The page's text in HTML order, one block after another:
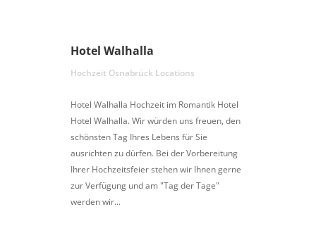
Hotel Walhalla
Hochzeit Osnabrück Locations
Hotel Walhalla Hochzeit im Romantik Hotel
Hotel Walhalla. Wir würden uns freuen, den
schönsten Tag Ihres Lebens für Sie
ausrichten zu dürfen. Bei der Vorbereitung
Ihrer Hochzeitsfeier stehen wir Ihnen gerne
zur Verfügung und am "Tag der Tage"
werden wir...